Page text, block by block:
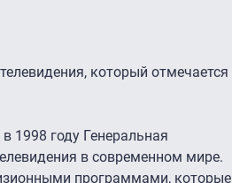
который отмечается
1998 году Генеральная
в современном мире.
программами, которые